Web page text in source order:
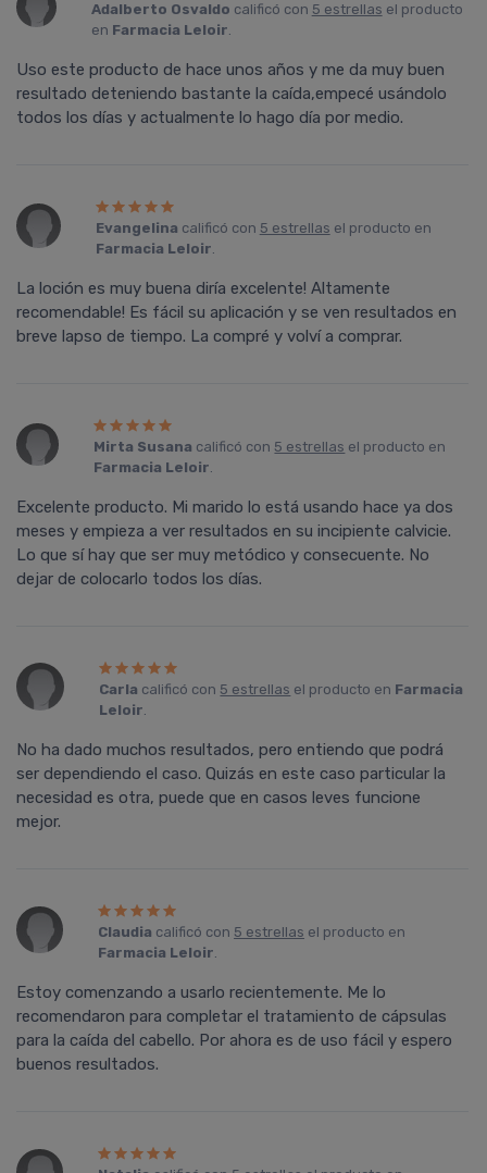
Adalberto Osvaldo calificó con 5 estrellas el producto
en Farmacia Leloir.
Uso este producto de hace unos años y me da muy buen
resultado deteniendo bastante la caída,empecé usándolo
todos los días y actualmente lo hago día por medio.
Evangelina calificó con 5 estrellas el producto en
Farmacia Leloir.
La loción es muy buena diría excelente! Altamente
recomendable! Es fácil su aplicación y se ven resultados en
breve lapso de tiempo. La compré y volví a comprar.
Mirta Susana calificó con 5 estrellas el producto en
Farmacia Leloir.
Excelente producto. Mi marido lo está usando hace ya dos
meses y empieza a ver resultados en su incipiente calvicie.
Lo que sí hay que ser muy metódico y consecuente. No
dejar de colocarlo todos los días.
Carla calificó con 5 estrellas el producto en Farmacia
Leloir.
No ha dado muchos resultados, pero entiendo que podrá
ser dependiendo el caso. Quizás en este caso particular la
necesidad es otra, puede que en casos leves funcione
mejor.
Claudia calificó con 5 estrellas el producto en
Farmacia Leloir.
Estoy comenzando a usarlo recientemente. Me lo
recomendaron para completar el tratamiento de cápsulas
para la caí­da del cabello. Por ahora es de uso fácil y espero
buenos resultados.